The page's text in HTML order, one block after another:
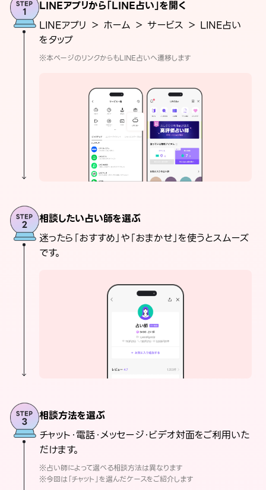
LINEアプリから「LINE占い」を開く
LINEアプリ ＞ ホーム ＞ サービス ＞ LINE占い
をタップ
※本ページのリンクからもLINE占いへ遷移します
相談したい占い師を選ぶ
迷ったら「おすすめ」や「おまかせ」を使うとスムーズ
です。
相談方法を選ぶ
チャット・電話・メッセージ・ビデオ対面をご利用いた
だけます。
※占い師によって選べる相談方法は異なります
※今回は「チャット」を選んだケースをご紹介します